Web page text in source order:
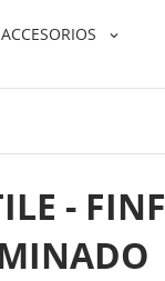
ACCESORIOS
-